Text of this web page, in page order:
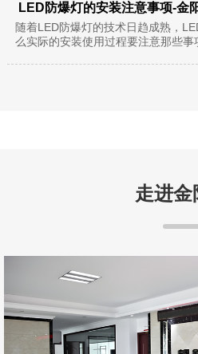
LED防爆灯的安装注意事项-金
随着LED防爆灯的技术日趋成熟，
么实际的安装使用过程要注意那些事
走进金